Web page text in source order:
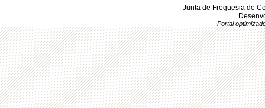
Junta de Freguesia de
Portal